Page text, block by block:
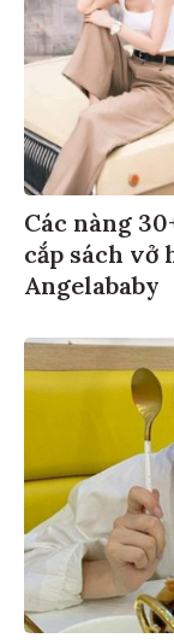
Các nàng
cắp sách vở
Angelababy